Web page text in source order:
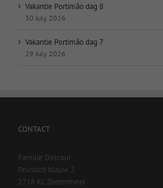
Vakantie Portimão dag 8
30 July 2026
Vakantie Portimão dag 7
29 July 2026
CONTACT
Familie Delcour
Pruisisch blauw 2
2718 KL Zoetermeer